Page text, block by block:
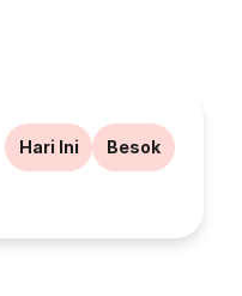
Hari Ini Besok